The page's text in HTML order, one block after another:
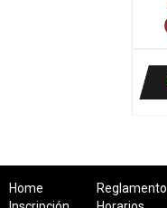
Home
Reglamento